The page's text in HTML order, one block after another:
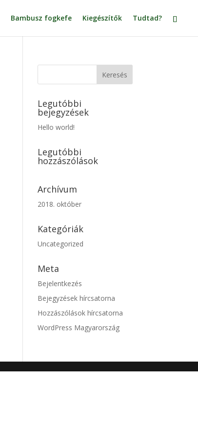
Bambusz fogkefe Kiegészítők Tudtad?
Legutóbbi
bejegyzések
Hello world!
Legutóbbi
hozzászólások
Archívum
2018. október
Kategóriák
Uncategorized
Meta
Bejelentkezés
Bejegyzések hírcsatorna
Hozzászólások hírcsatorna
WordPress Magyarország